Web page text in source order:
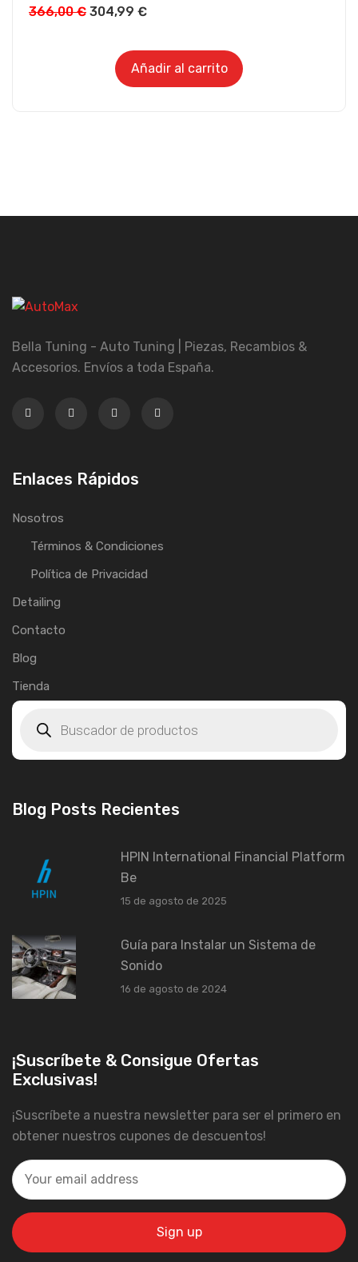
366,00€ 304,99 €
Añadir al carrito
Bella Tuning - Auto Tuning | Piezas, Recambios &
Accesorios. Envíos a toda España.
Enlaces Rápidos
Nosotros
Términos & Condiciones
Política de Privacidad
Detailing
Contacto
Blog
Tienda
Blog Posts Recientes
HPIN International Financial Platform
Be
15 de agosto de 2025
Guía para Instalar un Sistema de
Sonido
16 de agosto de 2024
¡Suscríbete & Consigue Ofertas
Exclusivas!
¡Suscríbete a nuestra newsletter para ser el primero en
obtener nuestros cupones de descuentos!